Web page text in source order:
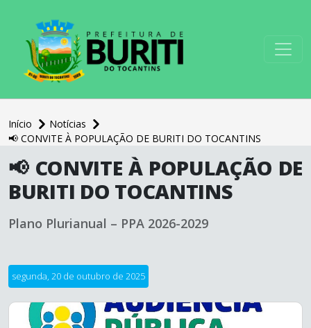
Início
Notícias
📢 CONVITE À POPULAÇÃO DE BURITI DO TOCANTINS
principal
📢 CONVITE À POPULAÇÃO DE
BURITI DO TOCANTINS
Plano Plurianual – PPA 2026-2029
segunda, 20 de outubro de 2025